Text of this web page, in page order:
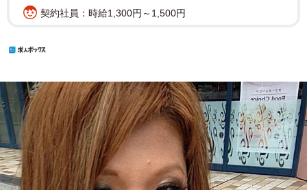
契約社員：時給1,300円～1,500円